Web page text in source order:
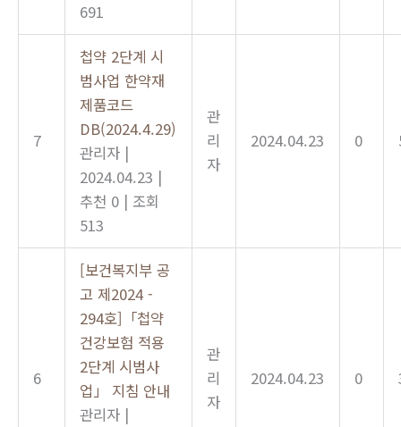
691
7
첩약 2단계 시
범사업 한약재
제품코드
DB(2024.4.29)
관리자 |
2024.04.23 |
추천 0 | 조회
513
관
리
자
2024.04.23 0
6
[보건복지부 공
고 제2024 -
294호]「첩약
건강보험 적용
2단계 시범사
업」 지침 안내
관리자 |
관
리
자
2024.04.23 0